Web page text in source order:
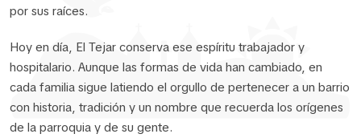
por sus raíces.
Hoy en día, El Tejar conserva ese espíritu trabajador y
hospitalario. Aunque las formas de vida han cambiado, en
cada familia sigue latiendo el orgullo de pertenecer a un barrio
con historia, tradición y un nombre que recuerda los orígenes
de la parroquia y de su gente.